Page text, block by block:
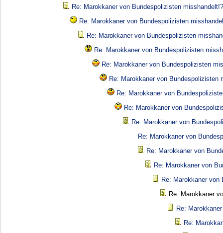
Re: Marokkaner von Bundespolizisten misshandelt!?
Re: Marokkaner von Bundespolizisten
Re: Marokkaner von Bundespolizisten
Re: Marokkaner von Bundespolizisten
Re: Marokkaner von Bundespolizisten
Re: Marokkaner von Bundespolizisten
Re: Marokkaner von
Re: Marokkaner von
Re: Marokkaner von
Re: Marokkaner von
Re: Marokkaner von
Re: Marokkaner von
Re: Marokkaner
Re: Marokkaner
Re:
Re: